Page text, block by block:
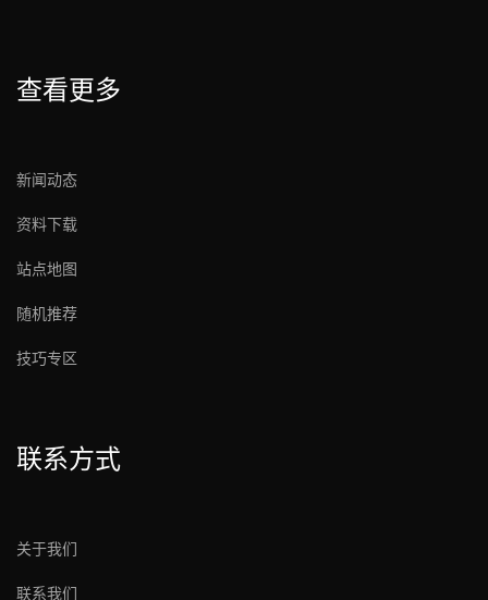
查看更多
新闻动态
资料下载
站点地图
随机推荐
技巧专区
联系方式
关于我们
联系我们